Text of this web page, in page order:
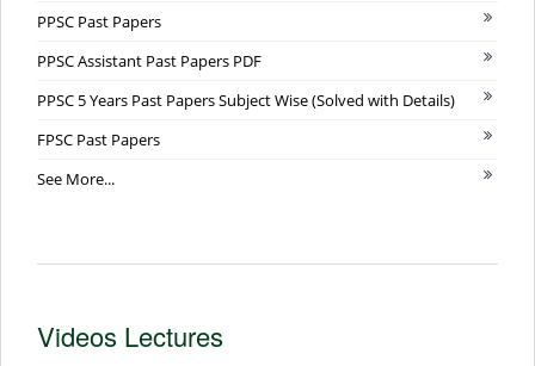
PPSC Past Papers
PPSC Assistant Past Papers PDF
PPSC 5 Years Past Papers Subject Wise (Solved with Details)
FPSC Past Papers
See More...
Videos Lectures